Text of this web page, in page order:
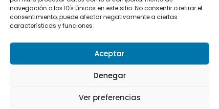
navegación o los ID's únicos en este sitio. No consentir o retirar el
consentimiento, puede afectar negativamente a ciertas
características y funciones.
Aceptar
Denegar
Ver preferencias
Política de privacidad
Política de cookies
Todos los derechos resevados.